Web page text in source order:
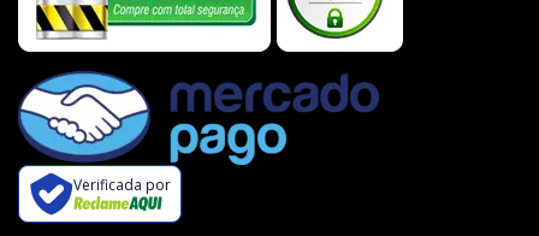
Verificada por